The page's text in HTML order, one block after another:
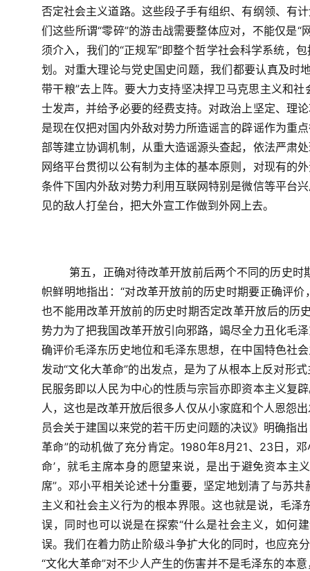
否定社会主义道路。这些段子手有组织、有纲领、有
们这些所谓“零碎”的游击战需要整体应对，不能仅是
须介入，我们的“正规军”即整个哲学社会科学系统，
划。对重大理论与党史国史问题，我们都要认真及时
带干粮”去上阵。要大力支持坚决捍卫马克思主义和
士发声，并给予必要的经费支持。对政治上坚定、理
是现在仅把对国内外敌对势力所造谣言的辟谣作为重
部等建立协调机制，从重大造谣源头查起，依法严肃
网络平台贯彻以公有制为主体的基本原则，对现有的
条件下国内外敌对势力利用互联网特别是微信等平台
见的敌人打垒台，把大外宣工作做到外网上去。
第五，正确对待改革开放前后两个不同的历史
帜鲜明地指出：“对改革开放前的历史时期要正确评
也不能用改革开放前的历史时期否定改革开放后的历
势力为了把我国改革开放引向邪路，竭尽全力丑化毛
确评价毛泽东历史地位和毛泽东思想，在中国特色社
发动“文化大革命”的出发点，是为了从根本上反对形
民服务即以人民为中心的性质与宗旨亦即资本主义复
人，这也是改革开放后很多人仅从小家庭和个人恩怨
员会关于建国以来党的若干历史问题的决议》明确指
革命”的动机做了充分肯定。 1980年8月 21、 23 日，
命’，就毛主席本身的愿望来说，是出于避免资本主
席”。邓小平相关论述十分重要，坚定地划清了与苏
主义和社会主义行为的根本界限。这也就是说，毛
误，同时也可以说是在探索“什么是社会主义，如何
误。我们在着力防止阶级斗争扩大化的同时，也应充
“文化大革命”对不少人产生的伤害并不是毛泽东的本